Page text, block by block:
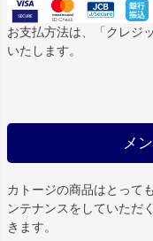
お支払方法は、「クレジ
いたします。
メ
カトージの商品はとって
ンテナンスをしていただ
きます。